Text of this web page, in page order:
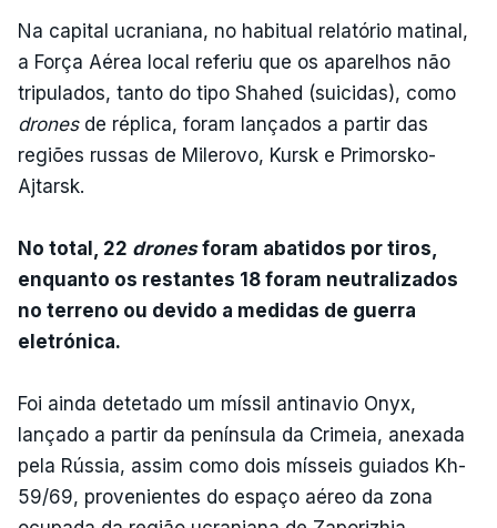
Na capital ucraniana, no habitual relatório matinal,
a Força Aérea local referiu que os aparelhos não
tripulados, tanto do tipo Shahed (suicidas), como
drones de réplica, foram lançados a partir das
regiões russas de Milerovo, Kursk e Primorsko-
Ajtarsk.
No total, 22 dronesforam abatidos por tiros,
enquanto os restantes 18 foram neutralizados
no terreno ou devido a medidas de guerra
eletrónica.
Foi ainda detetado um míssil antinavio Onyx,
lançado a partir da península da Crimeia, anexada
pela Rússia, assim como dois mísseis guiados Kh-
59/69, provenientes do espaço aéreo da zona